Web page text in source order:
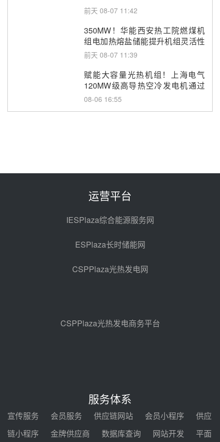
前天 08-07 11:42
350MW！华能西安热工院燃煤机
组电加热熔盐储能提升机组灵活性
改造项目初步设计第三方评审服务
前天 08-07 11:39
赋能大容量光热机组！上海电气
120MW级高导热空冷发电机通过
型式试验
08-06 16:55
100MW光工程性能试验采购
光热示范电站二列蒸汽发生器设备
亚核阀业中标天山北麓100MW光
热发电工程EPC总承包项目熔盐截
止阀、熔盐三偏心蝶阀采购
08-05 17:15
包项目熔盐介质超声波流量计采购
08-05 17:09
电机组灵活性改造项目三元液态盐
采购合同
迪尔化工预中标华能西安热工院
运营平台
IESPlaza综合能源服务网
ESPlaza长时储能网
CSPPlaza光热发电网
CSPPlaza光热发电商务平台
服务体系
宣传服务 会员服务 供应链网站 会员小程序
供应
链小程序
金牌供应商 数据库查询 网站开发 平面